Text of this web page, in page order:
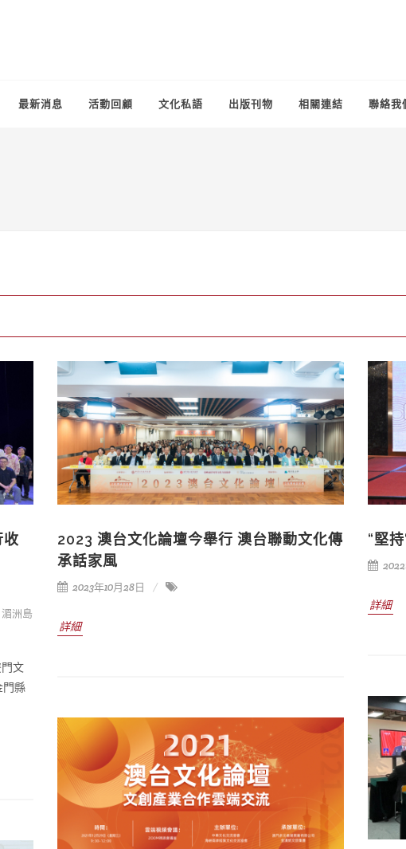
最新消息 活動回顧 文化私語 出版刊物 相關連結 聯絡我
收
洲島
文
門縣
2023 澳台文化論壇今舉行 澳台聯動文化傳
承話家風
2023年10月28日
詳細
“堅
2022
詳細